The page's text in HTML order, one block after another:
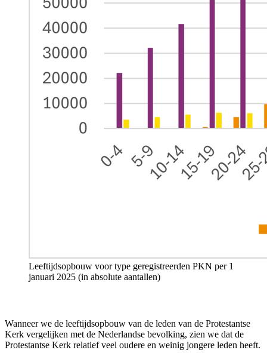
Leeftijdsopbouw voor type geregistreerden PKN per 1
januari 2025 (in absolute aantallen)
Wanneer we de leeftijdsopbouw van de leden van de Protestantse
Kerk vergelijken met de Nederlandse bevolking, zien we dat de
Protestantse Kerk relatief veel oudere en weinig jongere leden heeft.